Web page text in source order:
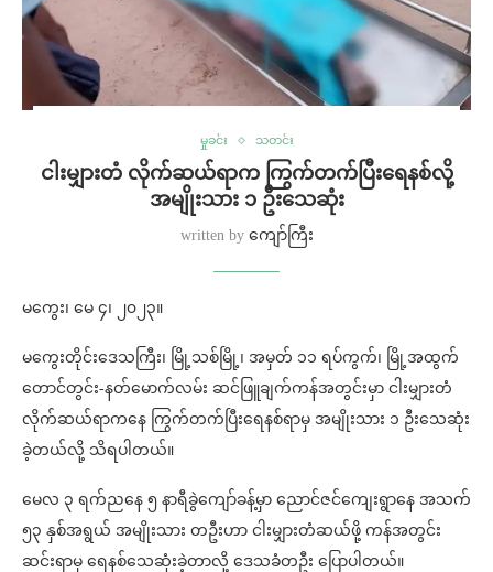
မှုခင်း သတင်း
ငါးမျှားတံ လိုက်ဆယ်ရာက ကြွက်တက်ပြီးရေနစ်လို့
အမျိုးသား ၁ ဦးသေဆုံး
written by ကျော်ကြီး
မကွေး၊ မေ ၄၊ ၂၀၂၃။
မကွေးတိုင်းဒေသကြီး၊ မြို့သစ်မြို့၊ အမှတ် ၁၁ ရပ်ကွက်၊ မြို့အထွက်
တောင်တွင်း-နတ်မောက်လမ်း ဆင်ဖြူချက်ကန်အတွင်းမှာ ငါးမျှားတံ
လိုက်ဆယ်ရာကနေ ကြွက်တက်ပြီးရေနစ်ရာမှ အမျိုးသား ၁ ဦးသေဆုံး
ခဲ့တယ်လို့ သိရပါတယ်။
မေလ ၃ ရက်ညနေ ၅ နာရီခွဲကျော်ခန့်မှာ ညောင်ဇင်ကျေးရွာနေ အသက်
၅၃ နှစ်အရွယ် အမျိုးသား တဦးဟာ ငါးမျှားတံဆယ်ဖို့ ကန်အတွင်း
ဆင်းရာမှ ရေနစ်သေဆုံးခဲ့တာလို့ ဒေသခံတဦး ပြောပါတယ်။